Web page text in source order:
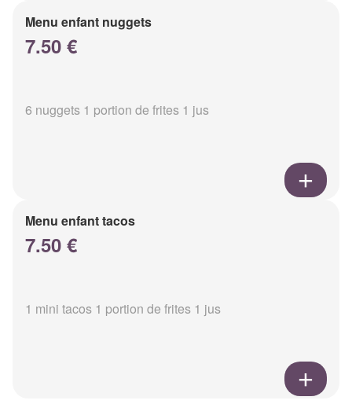
Menu enfant nuggets
7.50 €
6 nuggets 1 portion de frites 1 jus
Menu enfant tacos
7.50 €
1 mini tacos 1 portion de frites 1 jus